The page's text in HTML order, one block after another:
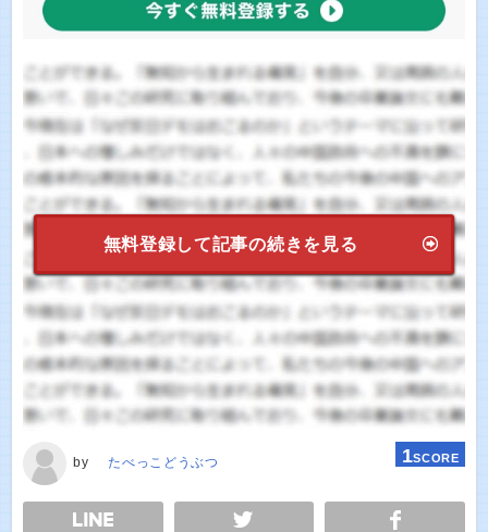
無料登録して記事の続きを見る
by たべっこどうぶつ 1SCORE
TWEET